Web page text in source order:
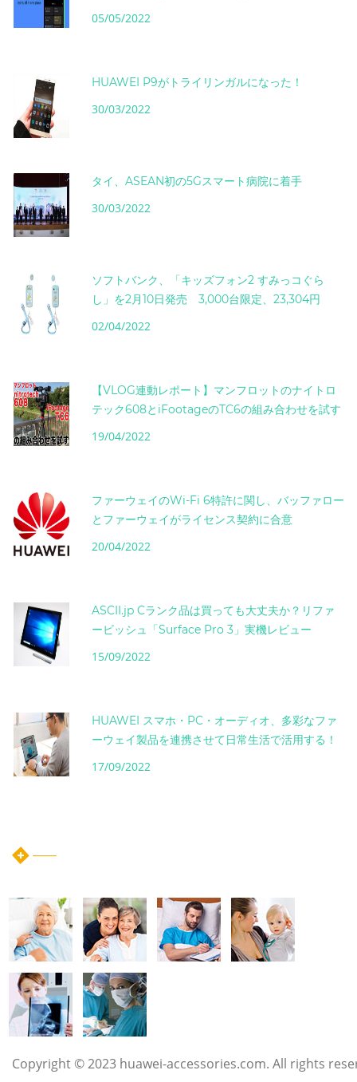
05/05/2022
HUAWEI P9がトライリンガルになった！
30/03/2022
タイ、ASEAN初の5Gスマート病院に着手
30/03/2022
ソフトバンク、「キッズフォン2 すみっコぐら
し」を2月10日発売 3,000台限定、23,304円
02/04/2022
【VLOG連動レポート】マンフロットのナイトロ
テック608とiFootageのTC6の組み合わせを試す
19/04/2022
ファーウェイのWi-Fi 6特許に関し、バッファロー
とファーウェイがライセンス契約に合意
20/04/2022
ASCII.jp Cランク品は買っても大丈夫か？リファ
ービッシュ「Surface Pro 3」実機レビュー
15/09/2022
HUAWEI スマホ・PC・オーディオ、多彩なファ
ーウェイ製品を連携させて日常生活で活用する！
17/09/2022
Copyright © 2023 huawei-accessories.com. All rights